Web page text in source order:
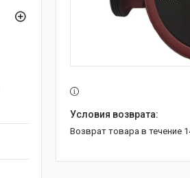
возврат товара в течение